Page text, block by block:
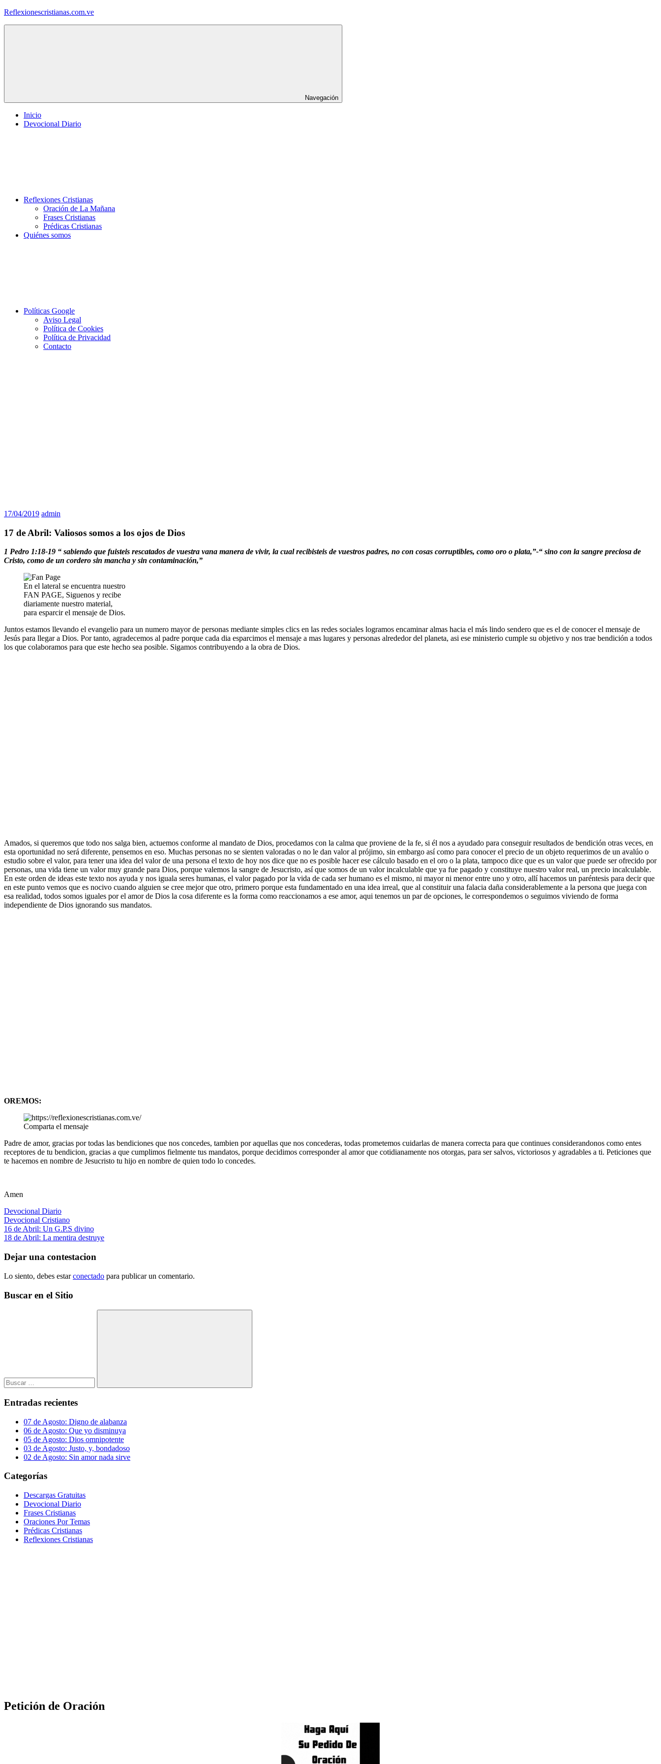
Saltar
Reflexionescristianas.com.ve
Navegación
Inicio
Devocional Diario
Reflexiones Cristianas
Oración de La Mañana
Frases Cristianas
Prédicas Cristianas
Quiénes somos
Políticas Google
Aviso Legal
Política de Cookies
Política de Privacidad
Contacto
17/04/2019 admin
17 de Abril: Valiosos somos a los ojos de Dios
1 Pedro 1:18-19 “ sabiendo que fuisteis rescatados de vuestra vana manera de vivir, la cual recibisteis de vuestros padres, no con cosas corruptibles, como oro o plata,”-“ sino con la sangre preciosa de
Cristo, como de un cordero sin mancha y sin contaminación,”
En el lateral se encuentra nuestro
FAN PAGE, Siguenos y recibe
diariamente nuestro material,
para esparcir el mensaje de Dios.
Juntos estamos llevando el evangelio para un numero mayor de personas mediante simples clics en las redes sociales logramos encaminar almas hacia el más lindo sendero que es el de conocer el mensaje de
Jesús para llegar a Dios. Por tanto, agradecemos al padre porque cada dia esparcimos el mensaje a mas lugares y personas alrededor del planeta, asi ese ministerio cumple su objetivo y nos trae bendición a todos
los que colaboramos para que este hecho sea posible. Sigamos contribuyendo a la obra de Dios.
Amados, si queremos que todo nos salga bien, actuemos conforme al mandato de Dios, procedamos con la calma que proviene de la fe, si él nos a ayudado para conseguir resultados de bendición otras veces, en
esta oportunidad no será diferente, pensemos en eso. Muchas personas no se sienten valoradas o no le dan valor al prójimo, sin embargo así como para conocer el precio de un objeto requerimos de un avalúo o
estudio sobre el valor, para tener una idea del valor de una persona el texto de hoy nos dice que no es posible hacer ese cálculo basado en el oro o la plata, tampoco dice que es un valor que puede ser ofrecido por
personas, una vida tiene un valor muy grande para Dios, porque valemos la sangre de Jesucristo, así que somos de un valor incalculable que ya fue pagado y constituye nuestro valor real, un precio incalculable.
En este orden de ideas este texto nos ayuda y nos iguala seres humanas, el valor pagado por la vida de cada ser humano es el mismo, ni mayor ni menor entre uno y otro, allí hacemos un paréntesis para decir que
en este punto vemos que es nocivo cuando alguien se cree mejor que otro, primero porque esta fundamentado en una idea irreal, que al constituir una falacia daña considerablemente a la persona que juega con
esa realidad, todos somos iguales por el amor de Dios la cosa diferente es la forma como reaccionamos a ese amor, aqui tenemos un par de opciones, le correspondemos o seguimos viviendo de forma
independiente de Dios ignorando sus mandatos.
OREMOS:
Comparta el mensaje
Padre de amor, gracias por todas las bendiciones que nos concedes, tambien por aquellas que nos concederas, todas prometemos cuidarlas de manera correcta para que continues considerandonos como entes
receptores de tu bendicion, gracias a que cumplimos fielmente tus mandatos, porque decidimos corresponder al amor que cotidianamente nos otorgas, para ser salvos, victoriosos y agradables a ti. Peticiones que
te hacemos en nombre de Jesucristo tu hijo en nombre de quien todo lo concedes.
Amen
Devocional Diario
Devocional Cristiano
Navegación
de
entradas
Entrada
anterior:
16 de Abril: Un G.P.S divino
Siguiente
18 de Abril: La mentira destruye
Dejar una contestacion
Lo siento, debes estarconectado para publicar un comentario.
Buscar en el Sitio
Buscar
Entradas recientes
07 de Agosto: Digno de alabanza
06 de Agosto: Que yo disminuya
05 de Agosto: Dios omnipotente
03 de Agosto: Justo, y, bondadoso
02 de Agosto: Sin amor nada sirve
Categorías
Descargas Gratuitas
Devocional Diario
Frases Cristianas
Oraciones Por Temas
Prédicas Cristianas
Reflexiones Cristianas
Petición de Oración